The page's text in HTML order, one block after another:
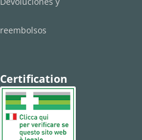
reembolsos
Certification